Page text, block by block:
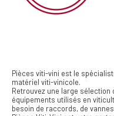
Pièces viti-vini est le
matériel viti-vinicole.
Retrouvez une large
équipements utilisés en
besoin de raccords, de